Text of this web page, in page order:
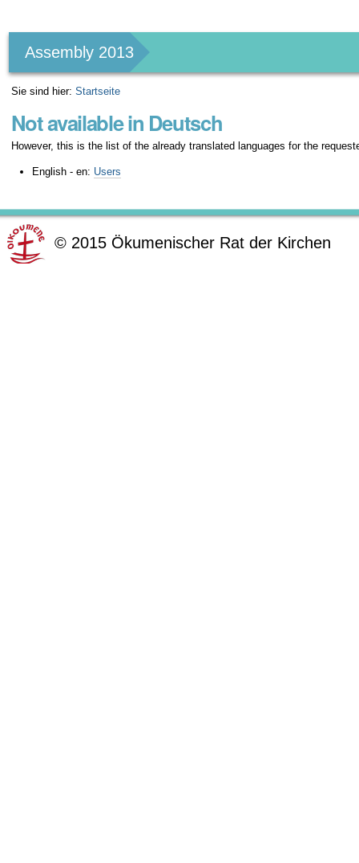
Werkzeuge
Assembly 2013
Sie sind hier: Startseite
Not available in Deutsch
However, this is the list of the already translated languages for the
English - en: Users
© 2015 Ökumenischer Rat der Kirchen